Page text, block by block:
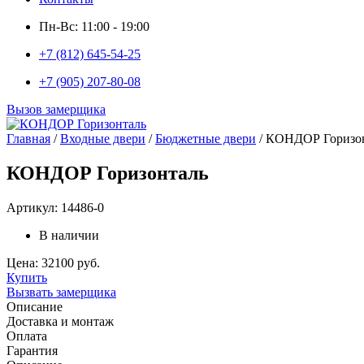
Пн-Вс: 11:00 - 19:00
+7 (812) 645-54-25
+7 (905) 207-80-08
Вызов замерщика
Главная /Входные двери /Бюджетные двери / КОНДОР
КОНДОР Горизонталь
Артикул: 14486-0
В наличии
Цена: 32100 руб.
Купить
Вызвать замерщика
Описание
Доставка и монтаж
Оплата
Гарантия